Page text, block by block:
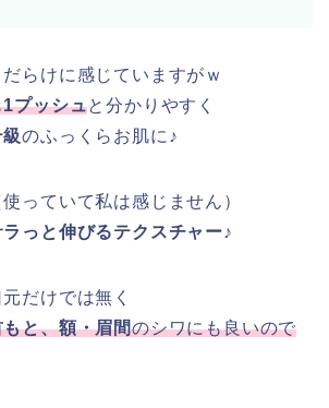
らけに感じていますがｗ
1プッシュと分かりやすく
級のふっくらお肌に♪
っていて私は感じません）
ラっと伸びるテクスチャー♪
だけでは無く
もと、額・眉間のシワにも良いので